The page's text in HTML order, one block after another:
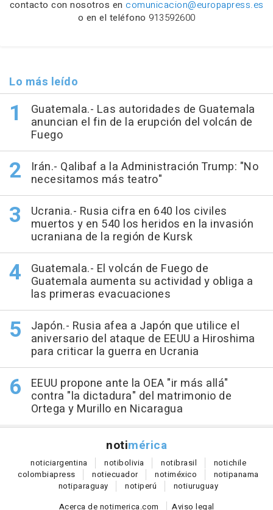
contacto con nosotros en comunicacion@europapress.es
o en el teléfono 913592600
Lo más leído
Guatemala.- Las autoridades de Guatemala
anuncian el fin de la erupción del volcán de
Fuego
Irán.- Qalibaf a la Administración Trump: "No
necesitamos más teatro"
Ucrania.- Rusia cifra en 640 los civiles
muertos y en 540 los heridos en la invasión
ucraniana de la región de Kursk
Guatemala.- El volcán de Fuego de
Guatemala aumenta su actividad y obliga a
las primeras evacuaciones
Japón.- Rusia afea a Japón que utilice el
aniversario del ataque de EEUU a Hiroshima
para criticar la guerra en Ucrania
EEUU propone ante la OEA "ir más allá"
contra "la dictadura" del matrimonio de
Ortega y Murillo en Nicaragua
notimérica
noticiargentina notibolivia notibrasil notichile
colombiapress notiecuador notiméxico notipanama
notiparaguay notiperú notiuruguay
Acerca de notimerica.com
Aviso legal